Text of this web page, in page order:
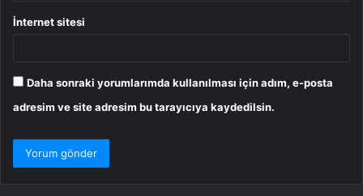
İnternet sitesi
Daha sonraki yorumlarımda kullanılması için adım, e-posta
adresim ve site adresim bu tarayıcıya kaydedilsin.